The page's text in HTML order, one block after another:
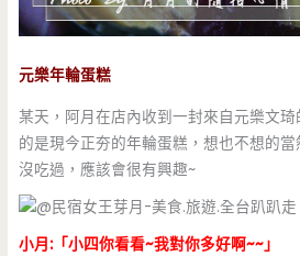
元樂年輪蛋糕
某天，阿月在店內收到一封來自元樂文
的是現今正夯的年輪蛋糕，想也不想的
沒吃過，應該會很有興趣~
小月:「小四你看看~我對你多好啊~~」